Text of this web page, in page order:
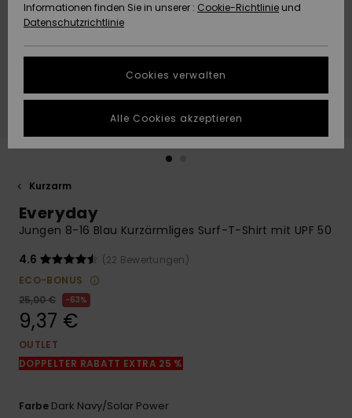
Highlights
Highlights
Starten Sie eine
um die
schnellste
Antwort auf Ihre
erhalten.
Finden Sie
Antworten auf
die häufigsten
Fragen sowie
NACHHALTIGKEIT
SHOPS
QUIKSILVER APP
WUNSCHLISTE
Kurzarm
Everyday
Jungen 8-16 Blau Kurzärmliges Surf-T-Shirt mit UPF 50
4.6
(22 Bewertungen)
ECO-BONUS
25,00 €
63%
9,37 €
OUTLET
DOPPELTER RABATT EXTRA 25 %
Farbe Dark Navy/solar Power
Informationen finden Sie in unserer : Cookie-Richtlinie und
Datenschutzrichtlinie
Cookies verwalten
Alle Cookies akzeptieren